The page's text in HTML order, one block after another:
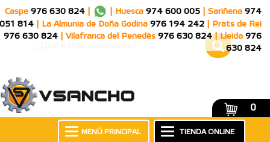
Caspe 976 630 824 Huesca 974 600 005 Sariñena 974
051 814
La Almunia de Doña Godina 976 194 242
Prats de Rei
976 630 824
Vilafranca del Penedès 976 630 824 Lleida 976
630 824
0
TIENDA ONLINE
MENÚ PRINCIPAL